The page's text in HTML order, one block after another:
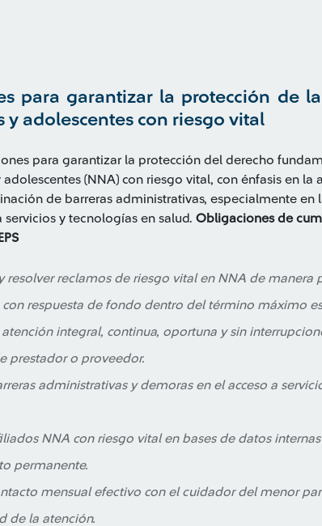
para garantizar la protección de
y adolescentes con riesgo vital
para garantizar la protección del derecho
adolescentes (NNA) con riesgo vital, con énfasis en la
de barreras administrativas, especialmente en
servicios y tecnologías en salud. Obligaciones de
resolver reclamos de riesgo vital en NNA de manera
respuesta de fondo dentro del término máximo
integral, continua, oportuna y sin
prestador o proveedor.
administrativas y demoras en el acceso a
NNA con riesgo vital en bases de datos
permanente.
mensual efectivo con el cuidador del menor
de la atención.